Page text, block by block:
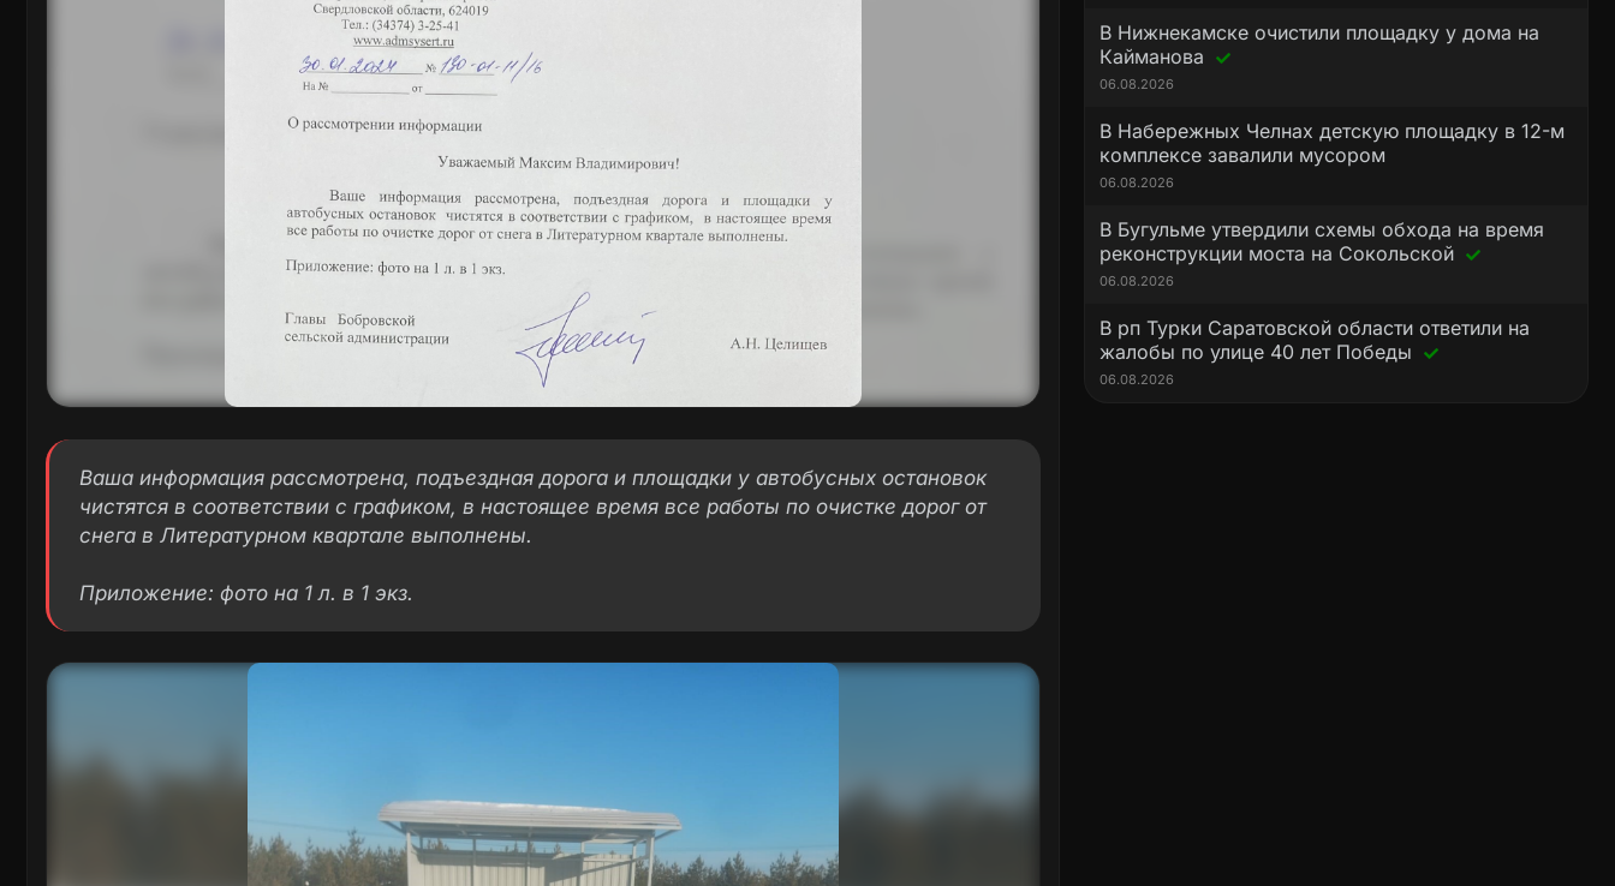
Ваша информация рассмотрена, подъездная дорога и площадки у автобусных остановок
чистятся в соответствии с графиком, в настоящее время все работы по очистке дорог от
снега в Литературном квартале выполнены.
Приложение: фото на 1 л. в 1 экз.
В Нижнекамске очистили площадку у дома на
Кайманова
06.08.2026
В Набережных Челнах детскую площадку в 12-м
комплексе завалили мусором
06.08.2026
В Бугульме утвердили схемы обхода на время
реконструкции моста на Сокольской
06.08.2026
В рп Турки Саратовской области ответили на
жалобы по улице 40 лет Победы
06.08.2026